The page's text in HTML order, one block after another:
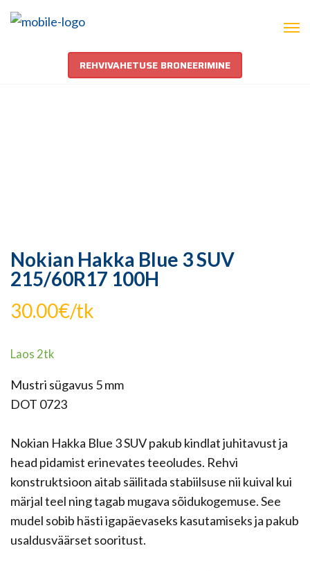
REHVIVAHETUSE BRONEERIMINE
Nokian Hakka Blue 3 SUV
215/60R17 100H
30.00€/tk
Laos 2tk
Mustri sügavus 5 mm
DOT 0723
Nokian Hakka Blue 3 SUV pakub kindlat juhitavust ja
head pidamist erinevates teeoludes. Rehvi
konstruktsioon aitab säilitada stabiilsuse nii kuival kui
märjal teel ning tagab mugava sõidukogemuse. See
mudel sobib hästi igapäevaseks kasutamiseks ja pakub
usaldusväärset sooritust.